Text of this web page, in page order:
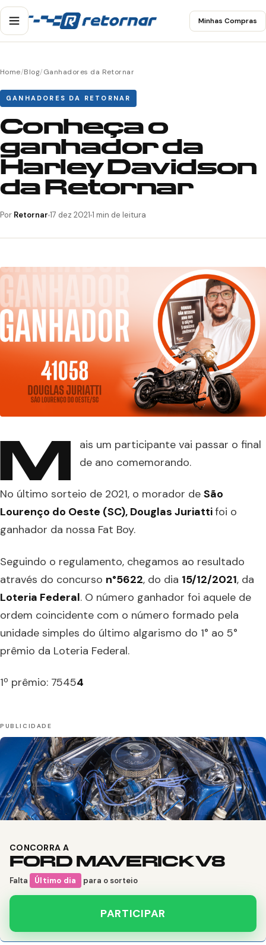
Minhas Compras
Home/Blog/Ganhadores da Retornar
GANHADORES DA RETORNAR
Conheça o
ganhador da
Harley Davidson
da Retornar
Por Retornar 17 dez 2021 1 min de leitura
ais um participante vai passar o final
de ano comemorando.
No último sorteio de 2021, o morador de São
Lourenço do Oeste (SC), Douglas Juriattifoi o
ganhador da nossa Fat Boy.
Seguindo o regulamento, chegamos ao resultado
através do concurso n°5622, do dia 15/12/2021, da
Loteria Federal. O número ganhador foi aquele de
ordem coincidente com o número formado pela
unidade simples do último algarismo do 1° ao 5°
prêmio da Loteria Federal. ⠀
1º prêmio: 75454
CONCORRA A
FORD MAVERICK V8
Falta Último dia para o sorteio
PARTICIPAR